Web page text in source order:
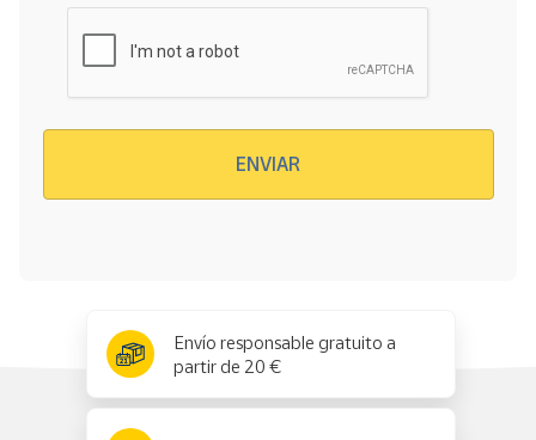
ENVIAR
Envío responsable gratuito a
partir de 20 €